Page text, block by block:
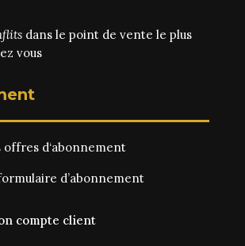
dans le point de vente le plus
vous
offres d‘abonnement
d’abonnement
compte client